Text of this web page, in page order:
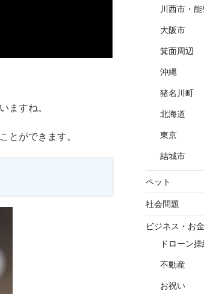
ますね。
とができます。
川西市・
大阪市
箕面周辺
沖縄
猪名川町
北海道
東京
結城市
ペット
社会問題
ビジネス・お金
ドローン
不動産
お祝い